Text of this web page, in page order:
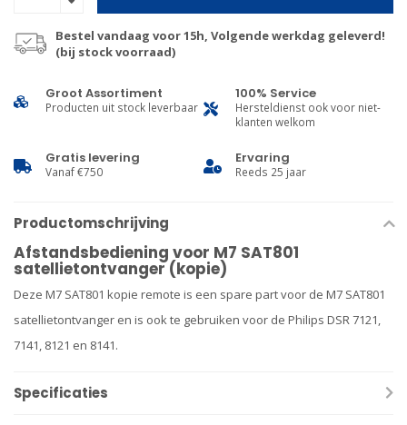
Bestel vandaag voor 15h, Volgende werkdag geleverd!
(bij stock voorraad)
Groot Assortiment
Producten uit stock leverbaar
100% Service
Hersteldienst ook voor niet-
klanten welkom
Gratis levering
Vanaf €750
Ervaring
Reeds 25 jaar
Productomschrijving
Afstandsbediening voor M7 SAT801
satellietontvanger (kopie)
Deze M7 SAT801 kopie remote is een spare part voor de M7 SAT801
satellietontvanger en is ook te gebruiken voor de Philips DSR 7121,
7141, 8121 en 8141.
Specificaties